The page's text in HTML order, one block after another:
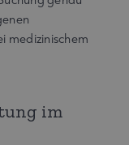
medizinischem
im